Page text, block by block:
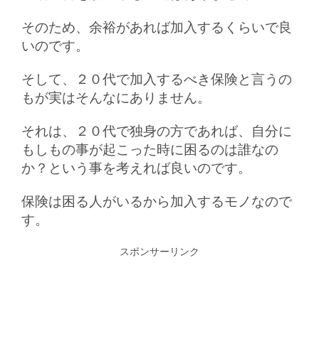
そのため、余裕があれば加入するくらいで良
いのです。
そして、２０代で加入するべき保険と言うの
もが実はそんなにありません。
それは、２０代で独身の方であれば、自分に
もしもの事が起こった時に困るのは誰なの
か？という事を考えれば良いのです。
保険は困る人がいるから加入するモノなので
す。
スポンサーリンク